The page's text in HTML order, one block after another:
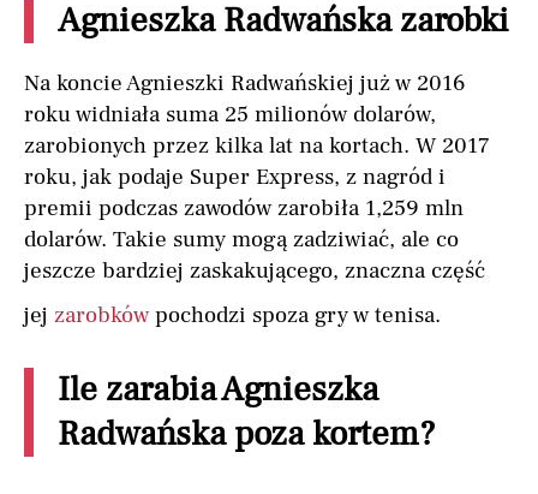
Agnieszka Radwańska zarobki
Na koncie Agnieszki Radwańskiej już w 2016
roku widniała suma 25 milionów dolarów,
zarobionych przez kilka lat na kortach. W 2017
roku, jak podaje Super Express, z nagród i
premii podczas zawodów zarobiła 1,259 mln
dolarów. Takie sumy mogą zadziwiać, ale co
jeszcze bardziej zaskakującego, znaczna część
jej zarobkówpochodzi spoza gry w tenisa.
Ile zarabia Agnieszka
Radwańska poza kortem?